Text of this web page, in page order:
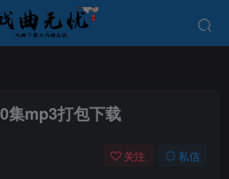
集mp3打包下载
关注 私信